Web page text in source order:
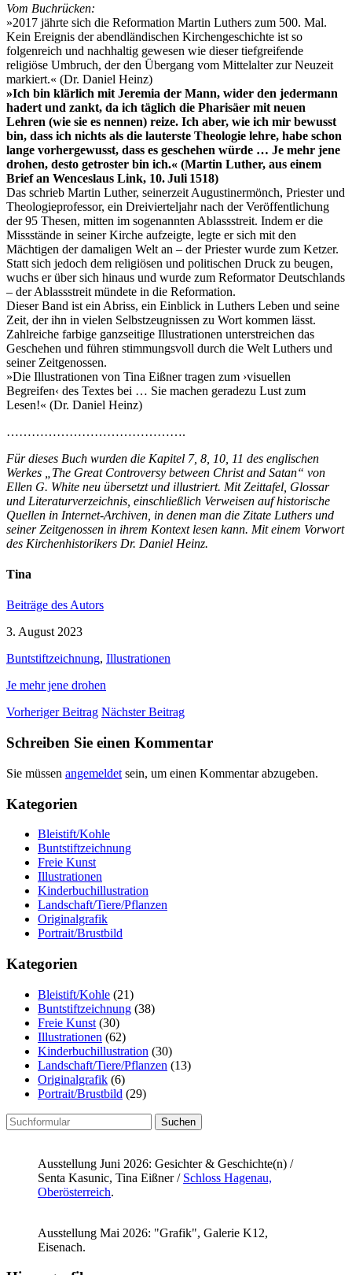
Vom Buchrücken:
»2017 jährte sich die Reformation Martin Luthers zum 500. Mal.
Kein Ereignis der abendländischen Kirchengeschichte ist so
folgenreich und nachhaltig gewesen wie dieser tiefgreifende
religiöse Umbruch, der den Übergang vom Mittelalter zur Neuzeit
markiert.« (Dr. Daniel Heinz)
»Ich bin klärlich mit Jeremia der Mann, wider den jedermann
hadert und zankt, da ich täglich die Pharisäer mit neuen
Lehren (wie sie es nennen) reize. Ich aber, wie ich mir bewusst
bin, dass ich nichts als die lauterste Theologie lehre, habe schon
lange vorhergewusst, dass es geschehen würde … Je mehr jene
drohen, desto getroster bin ich.« (Martin Luther, aus einem
Brief an Wenceslaus Link, 10. Juli 1518)
Das schrieb Martin Luther, sei­nerzeit Augustinermönch, Priester und
Theologieprofessor, ein Dreivierteljahr nach der Veröffentlichung
der 95 Thesen, mitten im sogenannten Ablassstreit. Indem er die
Missstände in seiner Kirche aufzeigte, legte er sich mit den
Mächtigen der damaligen Welt an – der Priester wurde zum Ketzer.
Statt sich jedoch dem religiösen und politischen Druck zu beugen,
wuchs er über sich hinaus und wurde zum Reformator Deutschlands
– der Ablassstreit mündete in die Reformation.
Dieser Band ist ein Abriss, ein Einblick in Luthers Leben und seine
Zeit, der ihn in vielen Selbstzeugnissen zu Wort kommen lässt.
Zahlreiche far­bige ganzseitige Illustrationen unterstreichen das
Geschehen und führen stimmungsvoll durch die Welt Luthers und
seiner Zeitgenossen.
»Die Illustrationen von Tina Eißner tragen zum ›visuellen
Begreifen‹ des Textes bei … Sie machen geradezu Lust zum
Lesen!« (Dr. Daniel Heinz)
…………………………………….
Für dieses Buch wurden die Kapitel 7, 8, 10, 11 des englischen
Werkes „The Great Controversy between Christ and Satan“ von
Ellen G. White neu übersetzt und illustriert. Mit Zeittafel, Glossar
und Literaturverzeichnis, einschließlich Verweisen auf historische
Quellen in Internet-Archiven, in denen man die Zitate Luthers und
seiner Zeitgenossen in ihrem Kontext lesen kann. Mit einem Vorwort
des Kirchenhistorikers Dr. Daniel Heinz.
Tina
Beiträge des Autors
3. August 2023
Buntstiftzeichnung, Illustrationen
Je mehr jene drohen
Vorheriger Beitrag Nächster Beitrag
Schreiben Sie einen Kommentar
Sie müssen angemeldet sein, um einen Kommentar abzugeben.
Kategorien
Bleistift/Kohle
Buntstiftzeichnung
Freie Kunst
Illustrationen
Kinderbuchillustration
Landschaft/Tiere/Pflanzen
Originalgrafik
Portrait/Brustbild
Kategorien
Bleistift/Kohle (21)
Buntstiftzeichnung (38)
Freie Kunst (30)
Illustrationen (62)
Kinderbuchillustration (30)
Landschaft/Tiere/Pflanzen (13)
Originalgrafik (6)
Portrait/Brustbild (29)
Suchen
nach:
Ausstellung Juni 2026: Gesichter & Geschichte(n) /
Senta Kasunic, Tina Eißner / Schloss Hagenau,
Oberösterreich.
Ausstellung Mai 2026: "Grafik", Galerie K12,
Eisenach.